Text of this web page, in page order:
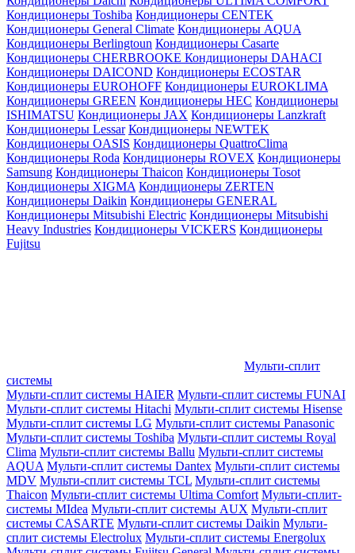
Кондиционеры Toshiba Кондиционеры CENTEK
Кондиционеры General Climate Кондиционеры AQUA
Кондиционеры Berlingtoun Кондиционеры Casarte
Кондиционеры CHERBROOKE Кондиционеры DAHACI
Кондиционеры DAICOND Кондиционеры ECOSTAR
Кондиционеры EUROHOFF Кондиционеры EUROKLIMA
Кондиционеры GREEN Кондиционеры HEC Кондиционеры
ISHIMATSU Кондиционеры JAX Кондиционеры Lanzkraft
Кондиционеры Lessar Кондиционеры NEWTEK
Кондиционеры OASIS Кондиционеры QuattroClima
Кондиционеры Roda Кондиционеры ROVEX Кондиционеры
Samsung Кондиционеры Thaicon Кондиционеры Tosot
Кондиционеры XIGMA Кондиционеры ZERTEN
Кондиционеры Daikin Кондиционеры GENERAL
Кондиционеры Mitsubishi Electric Кондиционеры Mitsubishi
Heavy Industries Кондиционеры VICKERS Кондиционеры
Fujitsu
Мульти-сплит
системы
Мульти-сплит системы HAIER Мульти-сплит системы FUNAI
Мульти-сплит системы Hitachi Мульти-сплит системы Hisense
Мульти-сплит системы LG Мульти-сплит системы Panasonic
Мульти-сплит системы Toshiba Мульти-сплит системы Royal
Clima Мульти-сплит системы Ballu Мульти-сплит системы
AQUA Мульти-сплит системы Dantex Мульти-сплит системы
MDV Мульти-сплит системы TCL Мульти-сплит системы
Thaicon Мульти-сплит системы Ultima Comfort Мульти-сплит-
системы MIdea Мульти-сплит системы AUX Мульти-сплит
системы CASARTE Мульти-сплит системы Daikin Мульти-
сплит системы Electrolux Мульти-сплит системы Energolux